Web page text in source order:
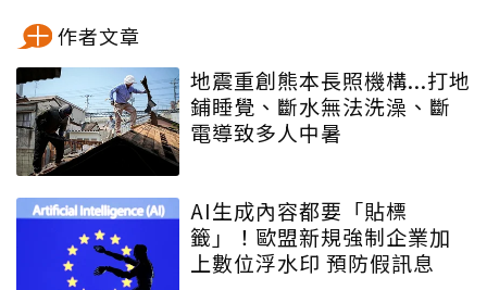
作者文章
地震重創熊本長照機構...打地
鋪睡覺、斷水無法洗澡、斷
電導致多人中暑
AI生成內容都要「貼標
籤」！歐盟新規強制企業加
上數位浮水印 預防假訊息